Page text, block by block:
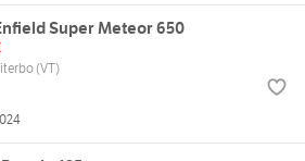
Super Meteor 650
(VT)